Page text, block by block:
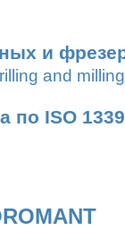
и
and milling
по ISO